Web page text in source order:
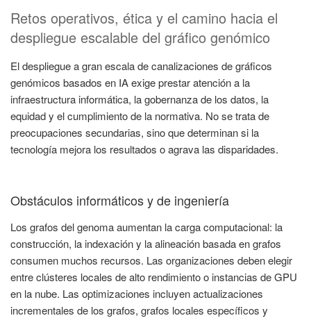
Retos operativos, ética y el camino hacia el
despliegue escalable del gráfico genómico
El despliegue a gran escala de canalizaciones de gráficos
genómicos basados en IA exige prestar atención a la
infraestructura informática, la gobernanza de los datos, la
equidad y el cumplimiento de la normativa. No se trata de
preocupaciones secundarias, sino que determinan si la
tecnología mejora los resultados o agrava las disparidades.
Obstáculos informáticos y de ingeniería
Los grafos del genoma aumentan la carga computacional: la
construcción, la indexación y la alineación basada en grafos
consumen muchos recursos. Las organizaciones deben elegir
entre clústeres locales de alto rendimiento o instancias de GPU
en la nube. Las optimizaciones incluyen actualizaciones
incrementales de los grafos, grafos locales específicos y